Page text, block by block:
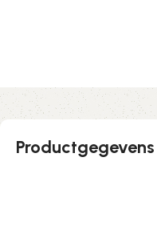
Productgegevens